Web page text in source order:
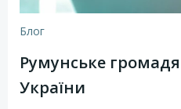
Блог
Румунське
України